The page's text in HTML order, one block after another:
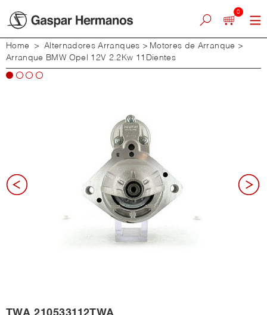
0
Home > Alternadores Arranques > Motores de Arranque >
Arranque BMW Opel 12V 2.2Kw 11Dientes